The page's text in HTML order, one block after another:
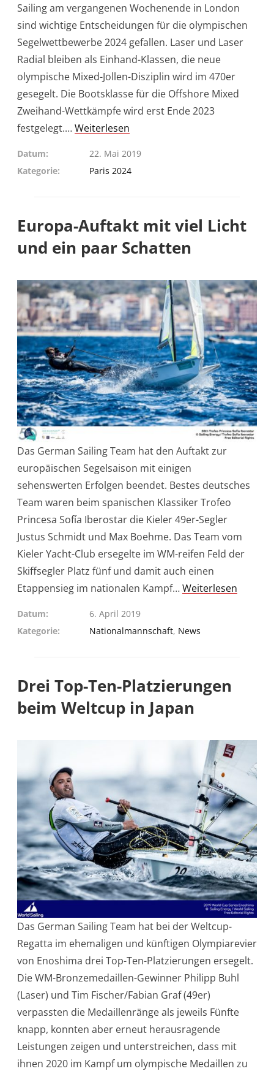
Sailing am vergangenen Wochenende in London
sind wichtige Entscheidungen für die olympischen
Segelwettbewerbe 2024 gefallen. Laser und Laser
Radial bleiben als Einhand-Klassen, die neue
olympische Mixed-Jollen-Disziplin wird im 470er
gesegelt. Die Bootsklasse für die Offshore Mixed
Zweihand-Wettkämpfe wird erst Ende 2023
festgelegt.…Weiterlesen
Datum
22. Mai 2019
Kategorie
Paris 2024
Europa-Auftakt mit viel Licht
und ein paar Schatten
Das German Sailing Team hat den Auftakt zur
europäischen Segelsaison mit einigen
sehenswerten Erfolgen beendet. Bestes deutsches
Team waren beim spanischen Klassiker Trofeo
Princesa Sofía Iberostar die Kieler 49er-Segler
Justus Schmidt und Max Boehme. Das Team vom
Kieler Yacht-Club ersegelte im WM-reifen Feld der
Skiffsegler Platz fünf und damit auch einen
Etappensieg im nationalen Kampf…Weiterlesen
Datum
6. April 2019
Kategorie
Nationalmannschaft, News
Drei Top-Ten-Platzierungen
beim Weltcup in Japan
Das German Sailing Team hat bei der Weltcup-
Regatta im ehemaligen und künftigen Olympiarevier
von Enoshima drei Top-Ten-Platzierungen ersegelt.
Die WM-Bronzemedaillen-Gewinner Philipp Buhl
(Laser) und Tim Fischer/Fabian Graf (49er)
verpassten die Medaillenränge als jeweils Fünfte
knapp, konnten aber erneut herausragende
Leistungen zeigen und unterstreichen, dass mit
ihnen 2020 im Kampf um olympische Medaillen zu